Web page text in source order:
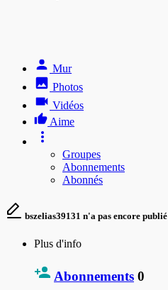
Mur
Photos
Vidéos
Aime
Groupes
Abonnements
Abonnés
bszelias39131 n'a pas encore publié
Plus d'info
Abonnements 0